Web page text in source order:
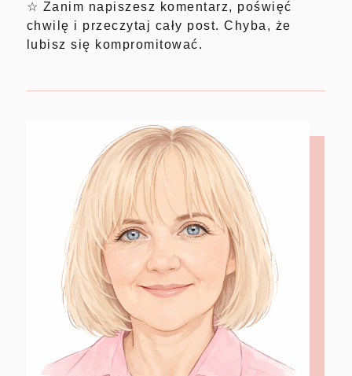
☆ Zanim napiszesz komentarz, poświęć
chwilę i przeczytaj cały post. Chyba, że
lubisz się kompromitować.